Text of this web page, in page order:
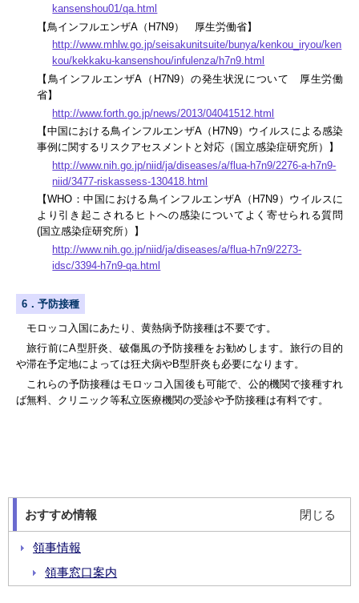
kansenshou01/qa.html
【鳥インフルエンザA（H7N9） 厚生労働省】
http://www.mhlw.go.jp/seisakunitsuite/bunya/kenkou_iryou/ken
kou/kekkaku-kansenshou/infulenza/h7n9.html
【鳥インフルエンザA（H7N9）の発生状況について 厚生労働
省】
http://www.forth.go.jp/news/2013/04041512.html
【中国における鳥インフルエンザA（H7N9）ウイルスによる感染
事例に関するリスクアセスメントと対応（国立感染症研究所）】
http://www.nih.go.jp/niid/ja/diseases/a/flua-h7n9/2276-a-h7n9-
niid/3477-riskassess-130418.html
【WHO：中国における鳥インフルエンザA（H7N9）ウイルスに
より引き起こされるヒトへの感染についてよく寄せられる質問
(国立感染症研究所）】
http://www.nih.go.jp/niid/ja/diseases/a/flua-h7n9/2273-
idsc/3394-h7n9-qa.html
6．予防接種
モロッコ入国にあたり、黄熱病予防接種は不要です。
旅行前にA型肝炎、破傷風の予防接種をお勧めします。旅行の目的
や滞在予定地によっては狂犬病やB型肝炎も必要になります。
これらの予防接種はモロッコ入国後も可能で、公的機関で接種すれ
ば無料、クリニック等私立医療機関の受診や予防接種は有料です。
おすすめ情報 閉じる
領事情報
領事窓口案内